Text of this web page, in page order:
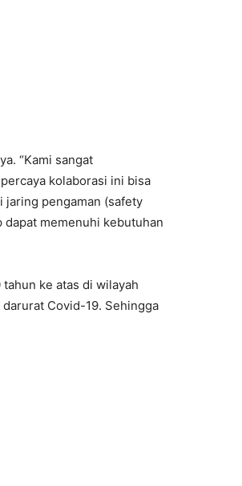
“Kami sangat
kolaborasi ini bisa
jaring pengaman (safety
memenuhi kebutuhan
ke atas di wilayah
Covid-19. Sehingga